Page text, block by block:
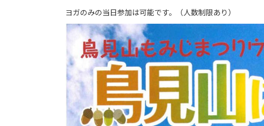
ヨガのみの当日参加は可能です。（人数制限あり）